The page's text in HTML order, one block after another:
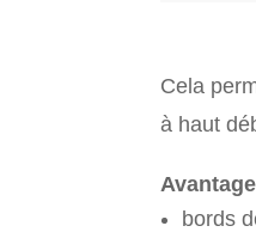
Cela
à haut
bords